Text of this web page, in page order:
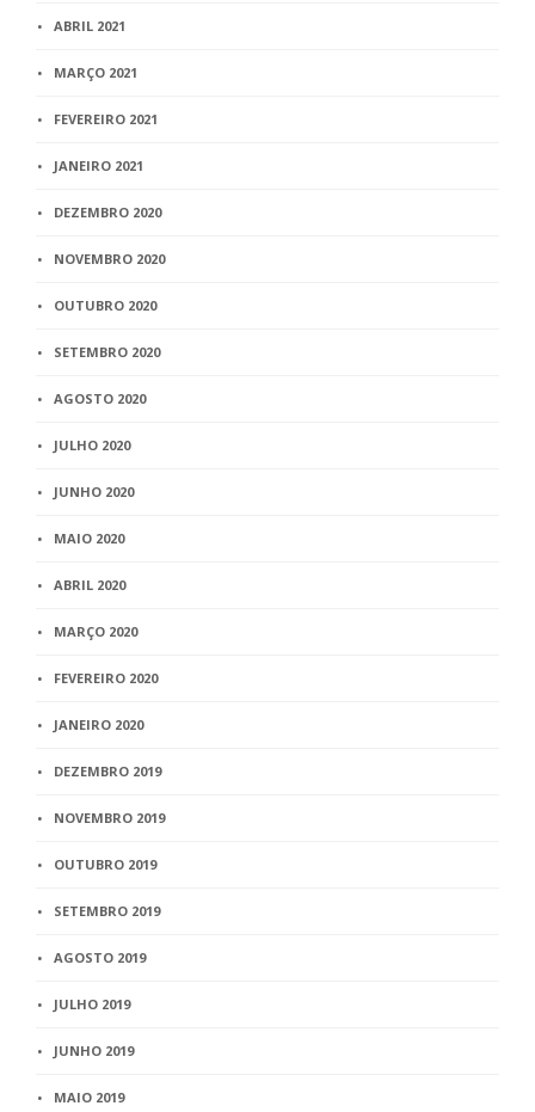
ABRIL 2021
MARÇO 2021
FEVEREIRO 2021
JANEIRO 2021
DEZEMBRO 2020
NOVEMBRO 2020
OUTUBRO 2020
SETEMBRO 2020
AGOSTO 2020
JULHO 2020
JUNHO 2020
MAIO 2020
ABRIL 2020
MARÇO 2020
FEVEREIRO 2020
JANEIRO 2020
DEZEMBRO 2019
NOVEMBRO 2019
OUTUBRO 2019
SETEMBRO 2019
AGOSTO 2019
JULHO 2019
JUNHO 2019
MAIO 2019